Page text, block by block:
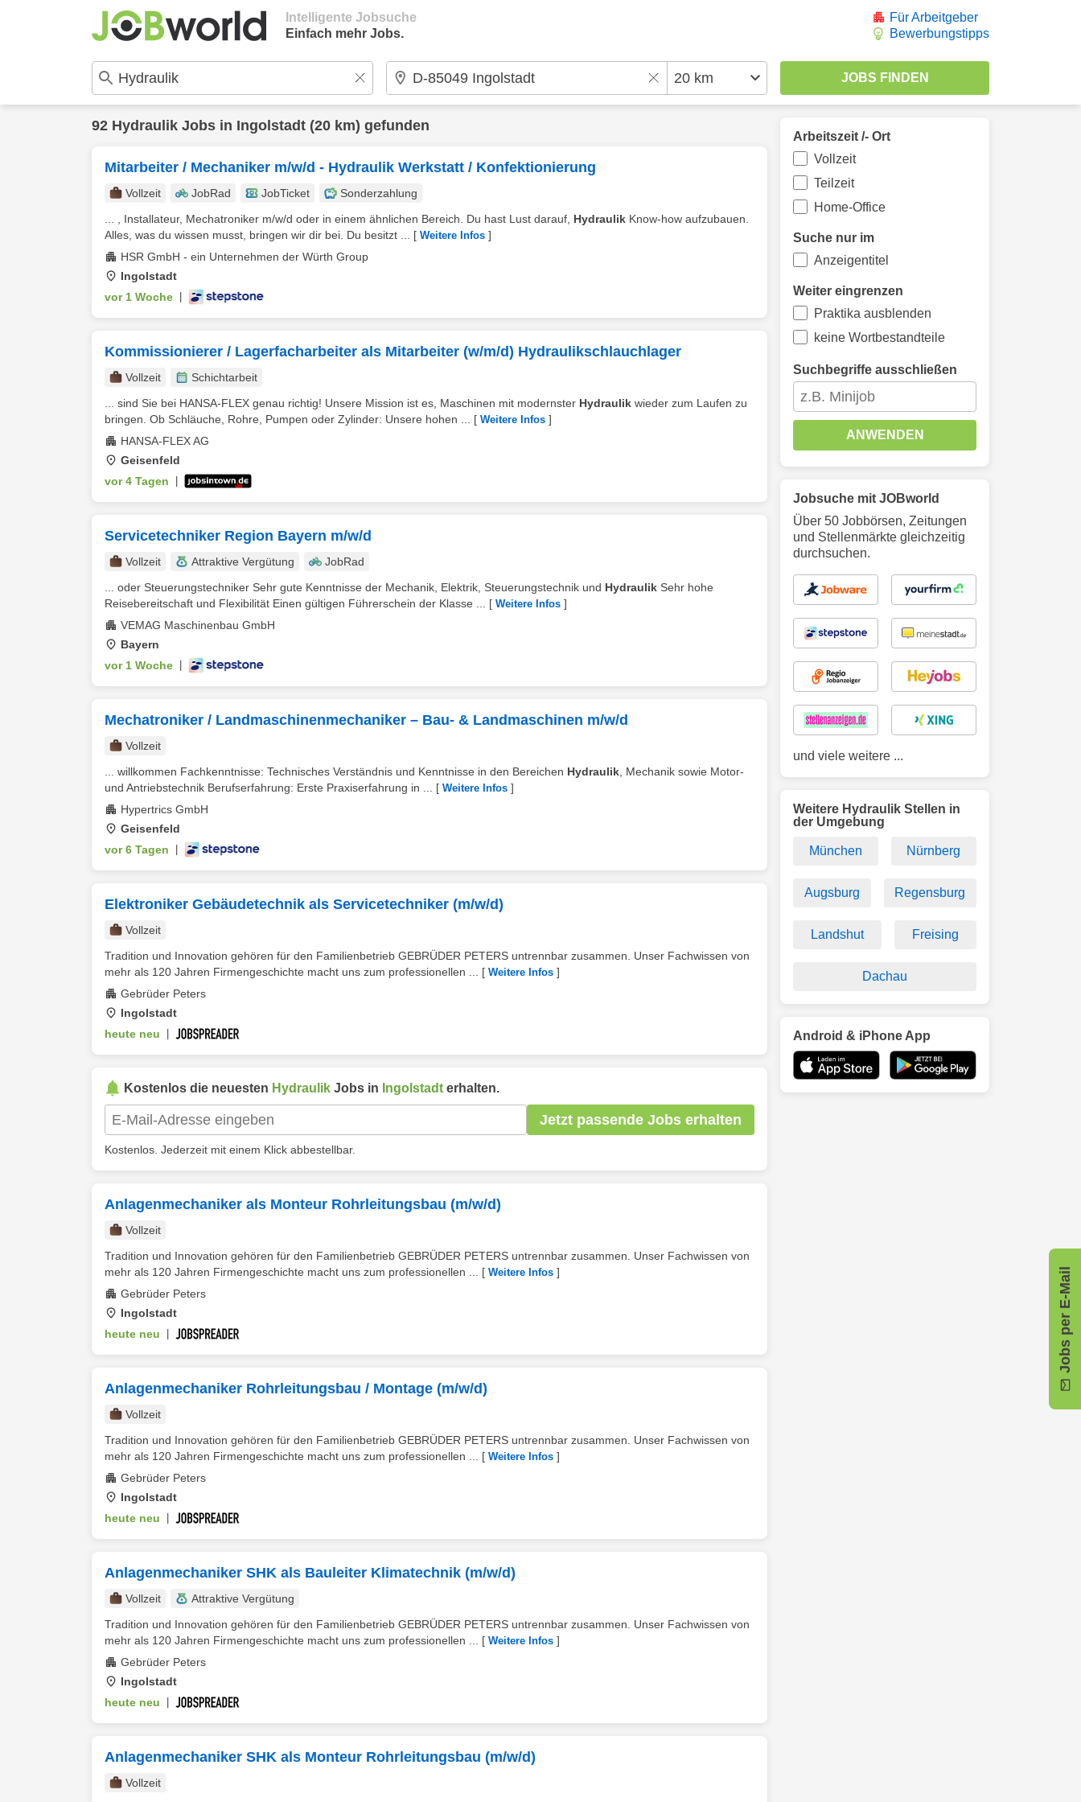
Intelligente Jobsuche
Einfach mehr Jobs.
Für Arbeitgeber
Bewerbungstipps
92 Hydraulik Jobs in Ingolstadt (20 km) gefunden
Mitarbeiter / Mechaniker m/w/d - Hydraulik Werkstatt / Konfektionierung
Vollzeit JobRad JobTicket
Sonderzahlung
... , Installateur, Mechatroniker m/w/d oder in einem ähnlichen Bereich. Du hast Lust darauf, Hydraulik Know-how aufzubauen.
Alles, was du wissen musst, bringen wir dir bei. Du besitzt ...
[ Weitere Infos ]
HSR GmbH - ein Unternehmen der Würth Group
Ingolstadt
vor 1 Woche
Kommissionierer / Lagerfacharbeiter als Mitarbeiter (w/m/d) Hydraulikschlauchlager
Vollzeit
Schichtarbeit
... sind Sie bei HANSA-FLEX genau richtig! Unsere Mission ist es, Maschinen mit modernster Hydraulik wieder zum Laufen zu
bringen. Ob Schläuche, Rohre, Pumpen oder Zylinder: Unsere hohen ...
[ Weitere Infos ]
HANSA-FLEX AG
Geisenfeld
vor 4 Tagen
Servicetechniker Region Bayern m/w/d
Vollzeit Attraktive Vergütung
JobRad
... oder Steuerungstechniker Sehr gute Kenntnisse der Mechanik, Elektrik, Steuerungstechnik und Hydraulik Sehr hohe
Reisebereitschaft und Flexibilität Einen gültigen Führerschein der Klasse ...
[ Weitere Infos ]
VEMAG Maschinenbau GmbH
Bayern
vor 1 Woche
Mechatroniker / Landmaschinenmechaniker – Bau- & Landmaschinen m/w/d
Vollzeit
... willkommen Fachkenntnisse: Technisches Verständnis und Kenntnisse in den Bereichen Hydraulik , Mechanik sowie Motor-
und Antriebstechnik Berufserfahrung: Erste Praxiserfahrung in ...
[ Weitere Infos ]
Hypertrics GmbH
Geisenfeld
vor 6 Tagen
Elektroniker Gebäudetechnik als Servicetechniker (m/w/d)
Vollzeit
Tradition und Innovation gehören für den Familienbetrieb GEBRÜDER PETERS untrennbar zusammen. Unser Fachwissen von
mehr als 120 Jahren Firmengeschichte macht uns zum professionellen ...
[ Weitere Infos ]
Gebrüder Peters
Ingolstadt
heute neu
Kostenlos die neuesten Hydraulik Jobs in Ingolstadt erhalten.
Jetzt passende Jobs erhalten
Kostenlos. Jederzeit mit einem Klick abbestellbar.
Anlagenmechaniker als Monteur Rohrleitungsbau (m/w/d)
Vollzeit
Tradition und Innovation gehören für den Familienbetrieb GEBRÜDER PETERS untrennbar zusammen. Unser Fachwissen von
mehr als 120 Jahren Firmengeschichte macht uns zum professionellen ...
[ Weitere Infos ]
Gebrüder Peters
Ingolstadt
heute neu
Anlagenmechaniker Rohrleitungsbau / Montage (m/w/d)
Vollzeit
Tradition und Innovation gehören für den Familienbetrieb GEBRÜDER PETERS untrennbar zusammen. Unser Fachwissen von
mehr als 120 Jahren Firmengeschichte macht uns zum professionellen ...
[ Weitere Infos ]
Gebrüder Peters
Ingolstadt
heute neu
Anlagenmechaniker SHK als Bauleiter Klimatechnik (m/w/d)
Vollzeit
Attraktive Vergütung
Tradition und Innovation gehören für den Familienbetrieb GEBRÜDER PETERS untrennbar zusammen. Unser Fachwissen von
mehr als 120 Jahren Firmengeschichte macht uns zum professionellen ...
[ Weitere Infos ]
Gebrüder Peters
Ingolstadt
heute neu
Anlagenmechaniker SHK als Monteur Rohrleitungsbau (m/w/d)
Vollzeit
Jobs per E-Mail
Arbeitszeit /- Ort
Vollzeit
Teilzeit
Home-Office
Suche nur im
Anzeigentitel
Weiter eingrenzen
Praktika ausblenden
keine Wortbestandteile
Suchbegriffe ausschließen
ANWENDEN
Jobsuche mit JOBworld
Über 50 Jobbörsen, Zeitungen
und Stellenmärkte gleichzeitig
durchsuchen.
und viele weitere ...
Weitere Hydraulik Stellen in
der Umgebung
München Nürnberg
Augsburg Regensburg
Landshut Freising
Dachau
Android & iPhone App